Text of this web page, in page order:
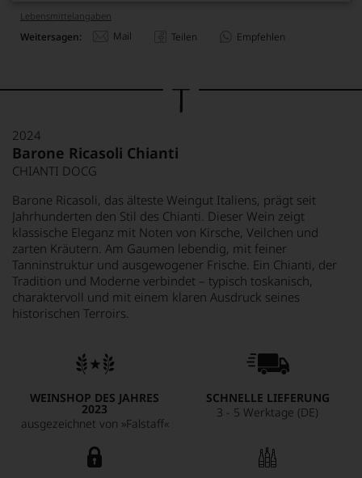
Lebensmittel­angaben
Weitersagen: Mail Teilen Empfehlen
2024
Barone Ricasoli Chianti
CHIANTI DOCG
Barone Ricasoli, das älteste Weingut Italiens, prägt seit
Jahrhunderten den Stil des Chianti. Dieser Wein zeigt
klassische Eleganz mit Noten von Kirsche, Veilchen und
zarten Kräutern. Am Gaumen lebendig, mit feiner
Tanninstruktur und ausgewogener Frische. Ein Chianti, der
Tradition und Moderne verbindet – typisch toskanisch,
charaktervoll und mit einem klaren Ausdruck seines
historischen Terroirs.
WEINSHOP DES JAHRES
2023
ausgezeichnet von »Falstaff«
SCHNELLE LIEFERUNG
3 - 5 Werktage (DE)